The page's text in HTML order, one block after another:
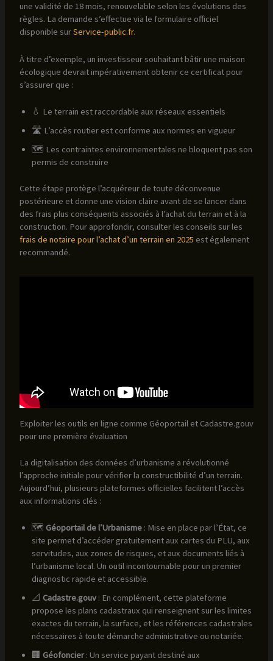
une validité de 18 mois, renouvelable selon les évolutions des
règles. La demande s’effectue via le formulaire officiel
disponible surService-public.fr.
À titre d’exemple, un investisseur souhaitant bâtir une maison
écologique devrait impérativement obtenir ce certificat pour
s’assurer que :
💧 Le terrain est raccordable aux réseaux essentiels
🛣️ L’accès routier est conforme aux normes en vigueur
🗺️ Les contraintes environnementales ne bloquent pas son
permis de construire
Cette étape protège l’acquéreur de toute déconvenue
postérieure et donne une vision claire avant de se lancer dans
des frais plus conséquents associés à l’achat du terrain et à la
construction. Pour approfondir, consulter les conseils sur les
frais de notaire pour l’achat d’un terrain en 2025 est également
recommandé.
Exploiter les outils en ligne comme Géoportail et Cadastre.gouv
pour une première évaluation
La digitalisation des données d’urbanisme a révolutionné
l’approche initiale pour vérifier la constructibilité d’un terrain.
Aujourd’hui, plusieurs plateformes officielles facilitent l’accès
aux informations clés :
🗺️ Géoportail de l’Urbanisme: Mise en place par l’État, ce
site permet d’accéder gratuitement aux cartes du PLU, aux
servitudes, aux zones de risques, et aux documents liés à
l’urbanisme local. Un outil incontournable pour un premier
diagnostic rapide et accessible.
📐 Cadastre.gouv: En complément, cette plateforme
propose les plans cadastraux qui renseignent sur les limites
exactes du terrain, la surface, et les références cadastrales
nécessaires à toute démarche administrative ou notariée.
🏢 Géofoncier: Un service payant destiné aux